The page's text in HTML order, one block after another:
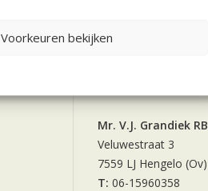
Voorkeuren bekijken
Mr. V.J. Grandiek RB
Veluwestraat 3
7559 LJ Hengelo (Ov)
T: 06-15960358